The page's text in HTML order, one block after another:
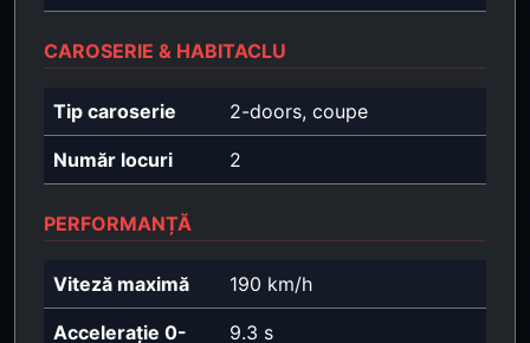
CAROSERIE & HABITACLU
Tip caroserie 2-doors, coupe
Număr locuri 2
PERFORMANȚĂ
Viteză maximă 190 km/h
Accelerație 0-
9.3 s